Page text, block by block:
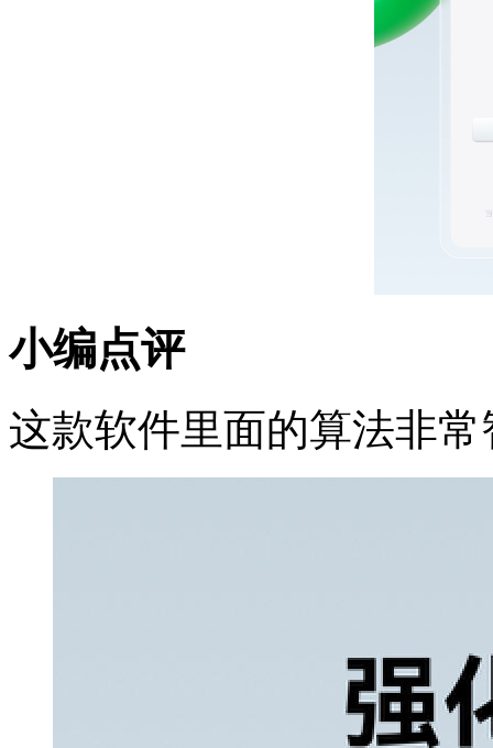
小编点评
这款软件里面的算法非